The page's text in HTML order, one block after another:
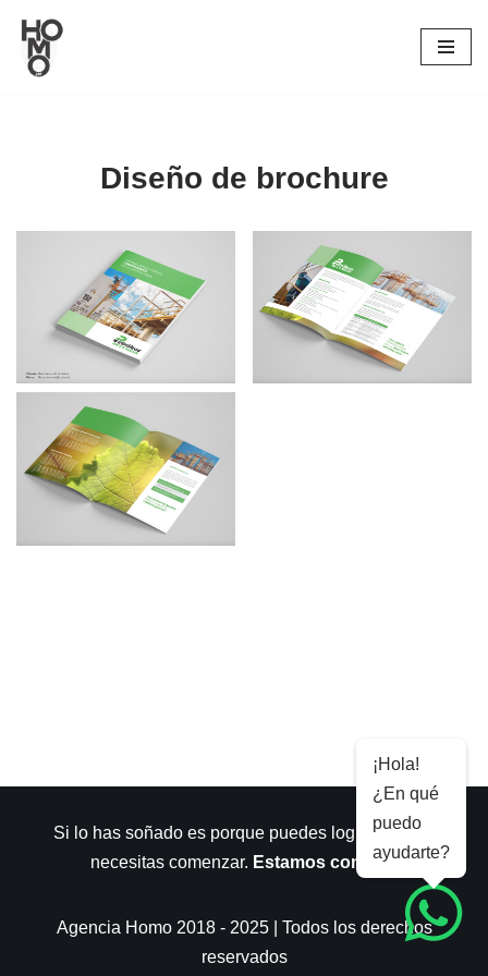
Saltar
Diseño de brochure
Si lo has soñado es porque puedes lograrlo. Sólo
necesitas comenzar. Estamos contigo.
Agencia Homo 2018 - 2025 | Todos los derechos
reservados
¡Hola!
¿En qué
puedo
ayudarte?